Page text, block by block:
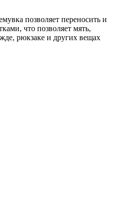
позволяет переносить и
что позволяет мять,
рюкзаке и других вещах